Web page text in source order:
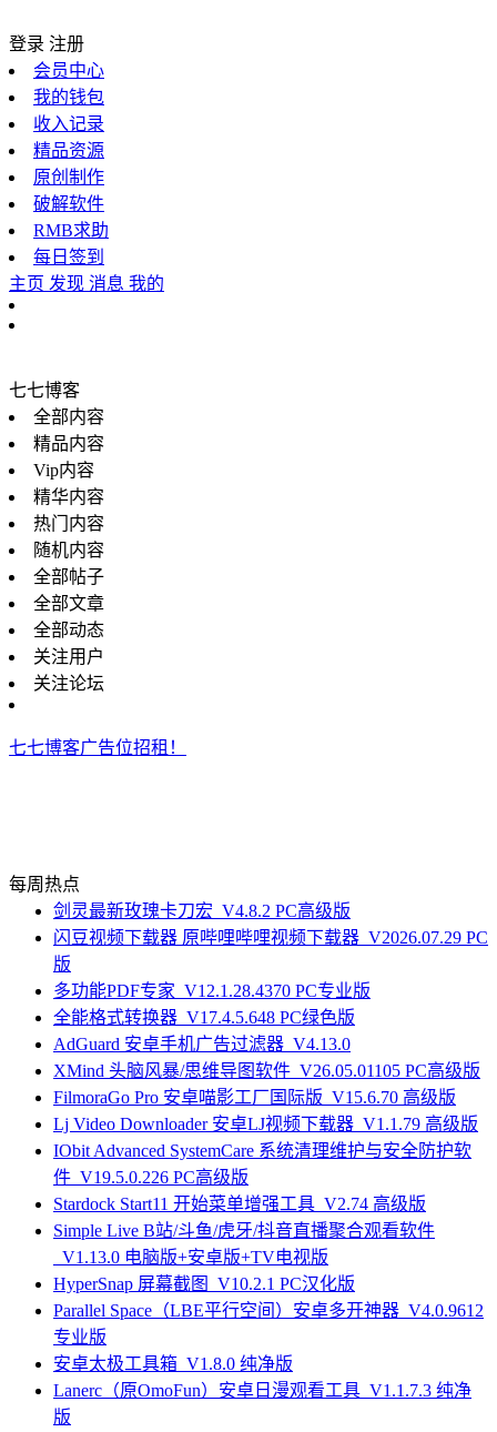
登录 注册
会员中心
我的钱包
收入记录
精品资源
原创制作
破解软件
RMB求助
每日签到
主页 发现 消息 我的
七七博客
全部内容
精品内容
Vip内容
精华内容
热门内容
随机内容
全部帖子
全部文章
全部动态
关注用户
关注论坛
七七博客广告位招租！
每周热点
剑灵最新玫瑰卡刀宏_V4.8.2 PC高级版
闪豆视频下载器 原哔哩哔哩视频下载器_V2026.07.29 PC
版
多功能PDF专家_V12.1.28.4370 PC专业版
全能格式转换器_V17.4.5.648 PC绿色版
AdGuard 安卓手机广告过滤器_V4.13.0
XMind 头脑风暴/思维导图软件_V26.05.01105 PC高级版
FilmoraGo Pro 安卓喵影工厂国际版_V15.6.70 高级版
Lj Video Downloader 安卓LJ视频下载器_V1.1.79 高级版
IObit Advanced SystemCare 系统清理维护与安全防护软
件_V19.5.0.226 PC高级版
Stardock Start11 开始菜单增强工具_V2.74 高级版
Simple Live B站/斗鱼/虎牙/抖音直播聚合观看软件
_V1.13.0 电脑版+安卓版+TV电视版
HyperSnap 屏幕截图_V10.2.1 PC汉化版
Parallel Space（LBE平行空间）安卓多开神器_V4.0.9612
专业版
安卓太极工具箱_V1.8.0 纯净版
Lanerc（原OmoFun）安卓日漫观看工具_V1.1.7.3 纯净
版